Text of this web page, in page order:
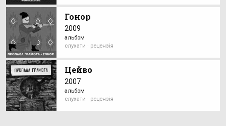
Гонор
2009
альбом
слухати · рецензія
Цейво
2007
альбом
слухати · рецензія